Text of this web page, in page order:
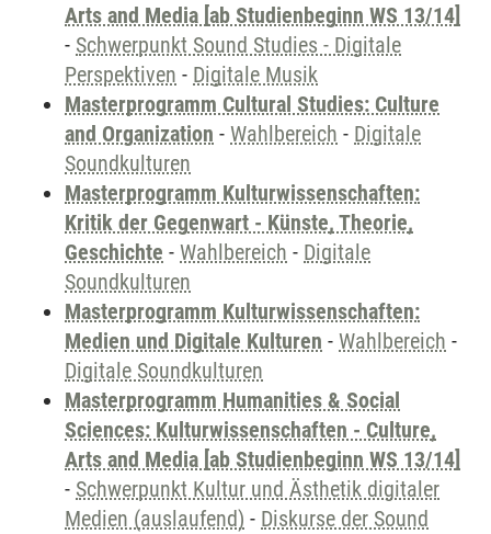
Arts and Media [ab Studienbeginn WS 13/14]
- Schwerpunkt Sound Studies - Digitale
Perspektiven - Digitale Musik
Masterprogramm Cultural Studies: Culture
and Organization - Wahlbereich - Digitale
Soundkulturen
Masterprogramm Kulturwissenschaften:
Kritik der Gegenwart - Künste, Theorie,
Geschichte - Wahlbereich - Digitale
Soundkulturen
Masterprogramm Kulturwissenschaften:
Medien und Digitale Kulturen - Wahlbereich -
Digitale Soundkulturen
Masterprogramm Humanities & Social
Sciences: Kulturwissenschaften - Culture,
Arts and Media [ab Studienbeginn WS 13/14]
- Schwerpunkt Kultur und Ästhetik digitaler
Medien (auslaufend) - Diskurse der Sound